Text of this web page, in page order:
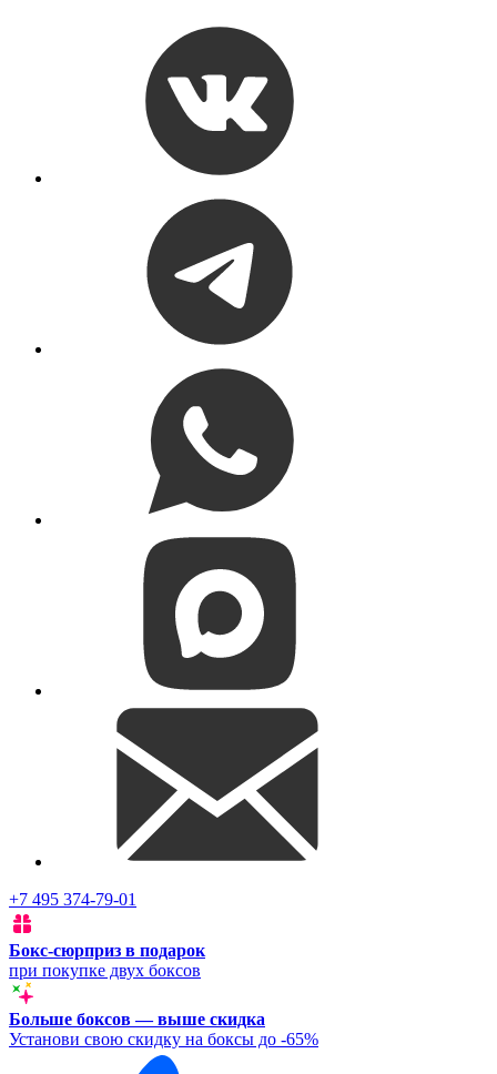
+7 495 374-79-01
Бокс-сюрприз в подарок
при покупке двух боксов
Больше боксов — выше скидка
Установи свою скидку на боксы до -65%